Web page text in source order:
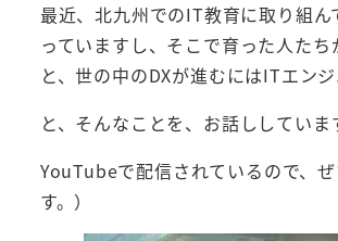
最近、北九州でのIT教育に取り組
っていますし、そこで育った人た
と、世の中のDXが進むにはITエン
と、そんなことを、お話ししていま
YouTubeで配信されているので、
す。）